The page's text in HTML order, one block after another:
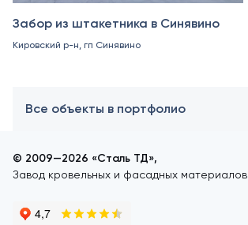
Забор из штакетника в Синявино
Кировский р-н, гп Синявино
Все объекты в портфолио
© 2009—2026 «Сталь ТД»,
Завод кровельных и фасадных материалов